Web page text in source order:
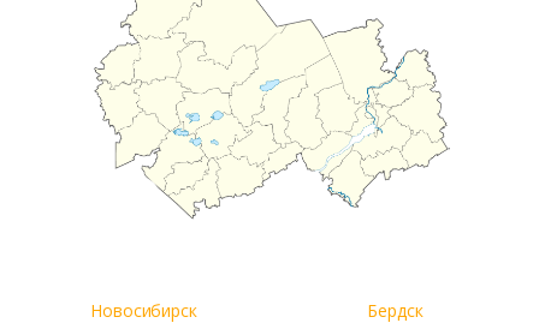
Новосибирск Бердск